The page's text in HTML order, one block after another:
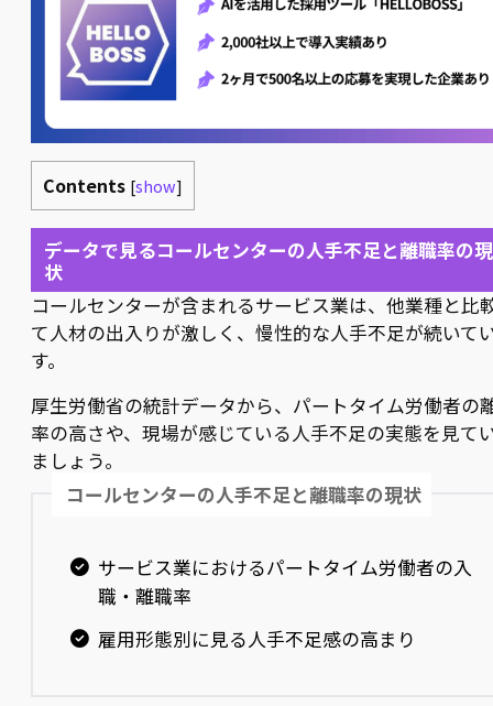
Contents [show]
データで見るコールセンターの人手不足と離職率の現
状
コールセンターが含まれるサービス業は、他業種と比
て人材の出入りが激しく、慢性的な人手不足が続いて
す。
厚生労働省の統計データから、パートタイム労働者の
率の高さや、現場が感じている人手不足の実態を見て
ましょう。
コールセンターの人手不足と離職率の現状
サービス業におけるパートタイム労働者の入
職・離職率
雇用形態別に見る人手不足感の高まり